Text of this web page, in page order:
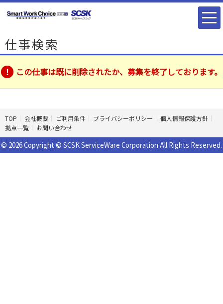
仕事検索
この仕事は既に削除されたか、募集を終了しております。
TOP 会社概要 ご利用条件 プライバシーポリシー
個人情報保護方針
拠点一覧
お問い合わせ
© 2026 Copyright © SCSK ServiceWare Corporation All Rights Reserved.